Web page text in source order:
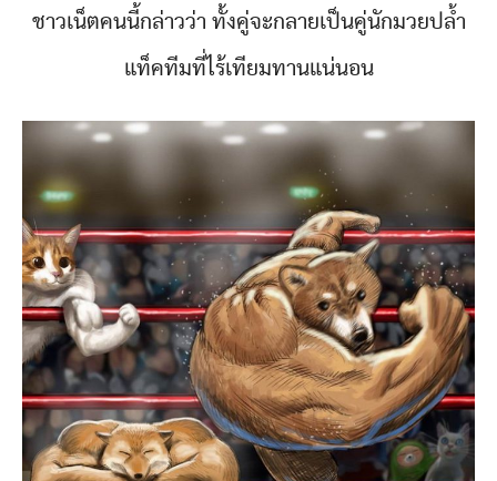
ชาวเน็ตคนนี้กล่าวว่า ทั้งคู่จะกลายเป็นคู่นักมวยปล้ำ
แท็คทีมที่ไร้เทียมทานแน่นอน